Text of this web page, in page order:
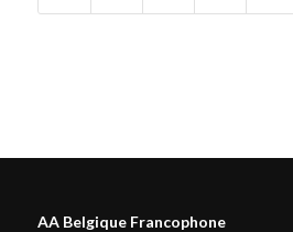
AA Belgique Francophone